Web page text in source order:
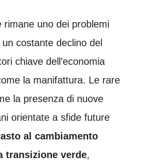
rimane uno dei problemi
costante declino del
chiave dell’economia
la manifattura. Le rare
la presenza di nuove
orientate a sfide future
al cambiamento
transizione verde,